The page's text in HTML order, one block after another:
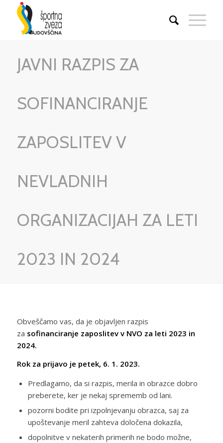
JAVNI RAZPIS ZA
SOFINANCIRANJE
ZAPOSLITEV V
NEVLADNIH
ORGANIZACIJAH ZA LETI
2023 IN 2024
Obveščamo vas, da je objavljen razpis
za sofinanciranje zaposlitev v NVO za leti 2023 in
2024.
Rok za prijavo je petek, 6. 1. 2023.
Predlagamo, da si razpis, merila in obrazce dobro
preberete, ker je nekaj sprememb od lani.
pozorni bodite pri izpolnjevanju obrazca, saj za
upoštevanje meril zahteva določena dokazila,
dopolnitve v nekaterih primerih ne bodo možne,